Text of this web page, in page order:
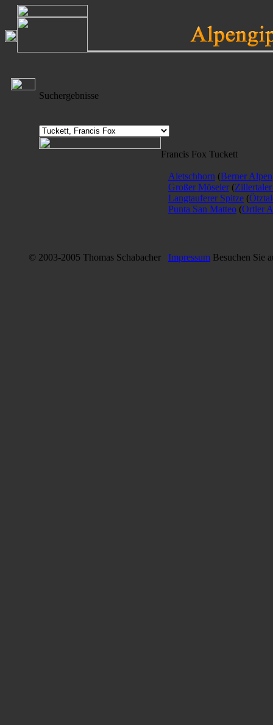
Suchergebnisse
Francis Fox Tuckett
Aletschhorn (Berner Alpen
Großer Möseler(
Langtauferer Spitze (
Punta San Matteo (Ortler
© 2003-2005 Thomas Schabacher Impressum Besuchen Sie